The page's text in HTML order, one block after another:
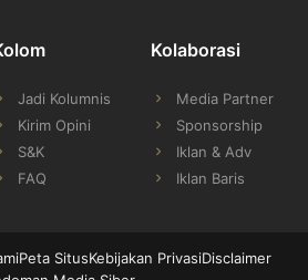
Jadi Kolumnis
Kirim Opini
S&K
FAQ
Kolaborasi
Media Partner
Sponsorship
Iklan & Adv
Iklan Baris
Peta SitusKebijakan PrivasiDisclaimer